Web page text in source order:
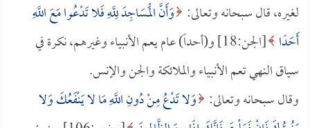
لغيره، قال سبحانه وتعالى: وَأَنَّ الْمَسَاجِدَ لِلَّهِ فَلا تَدْعُوا مَعَ اللَّهِ
أَحَدًا
[الجن:18] و(أحداً) عام يعم الأنبياء وغيرهم، نكرة في
سياق النهي تعم الأنبياء والملائكة والجن والإنس.
وقال سبحانه وتعالى: وَلا تَدْعُ مِنْ دُونِ اللَّهِ مَا لا يَنْفَعُكَ وَلا